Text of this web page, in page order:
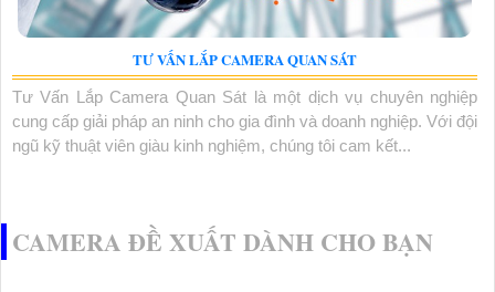
TƯ VẤN LẮP CAMERA QUAN SÁT
Tư Vấn Lắp Camera Quan Sát là một dịch vụ chuyên nghiệp
cung cấp giải pháp an ninh cho gia đình và doanh nghiệp. Với đội
ngũ kỹ thuật viên giàu kinh nghiệm, chúng tôi cam kết...
CAMERA ĐỀ XUẤT DÀNH CHO BẠN